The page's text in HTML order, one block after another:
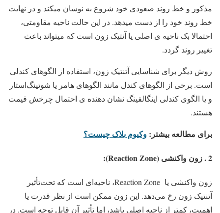
مذکور و خط روند صعودی خود شروع به نوسان میکند و در نهایت
خط روند خود را از دست میدهد. در این حالت ناحیه مقاومتی،
احتمالا بک ناحیه ی اصلی یا آنتیک زون است که میتواند باعث
تغییر روند گردد.
روش دیگر برای شناسایی آتنتیک زون، استفاده از الگوهای کندلی
است. برخی از الگوهای کندل مانند الگوهای هامر یا شوتینگ‌استار
و یا الگوی کندلی اینگالفینگ نشان دهنده ی احتمال چرخش قیمت
هستند.
برای مطالعه بیشتر: وکیوم بلاک چیست؟
2 . زون واکنشی (Reaction Zone):
زون واکنشی یا Reaction Zone، ناحیه‌ای است که تحت‌تأثیر
آتنتیک زون رخ می‌دهد. این زون ممکن است از نظر قدرت یا
اهمیت، کمتر از ناحیه اصلی باشد، اما تأثیر آن قابل توجه است. در